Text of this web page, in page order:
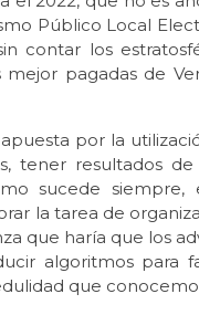
Público Local
contar los
pagadas de
por la
tener resultados
sucede siempre,
la tarea de
que haría que los
algoritmos para
que